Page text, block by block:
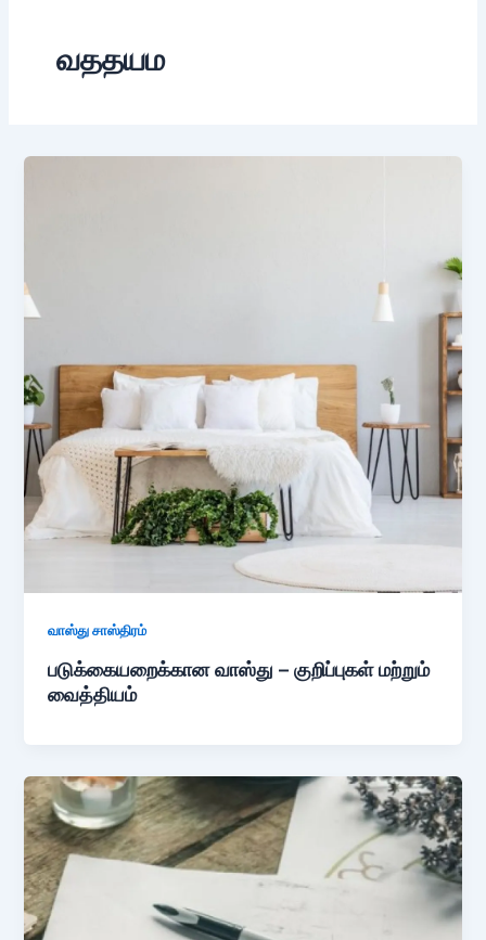
வததயம
வாஸ்து சாஸ்திரம்
படுக்கையறைக்கான வாஸ்து – குறிப்புகள் மற்றும்
வைத்தியம்